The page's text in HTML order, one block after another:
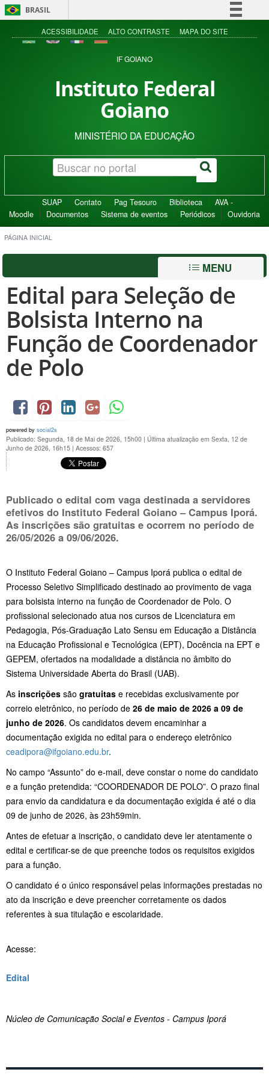
BRASIL
Simplifique!
Acesso à informação
ACESSIBILIDADE ALTO CONTRASTE MAPA DO SITE
IF GOIANO
Instituto Federal
Goiano
MINISTÉRIO DA EDUCAÇÃO
SUAP Contato Pag Tesouro Biblioteca
AVA -
Moodle
Documentos Sistema de eventos Periódicos Ouvidoria
PÁGINA INICIAL
MENU
Edital para Seleção de
Bolsista Interno na
Função de Coordenador
de Polo
powered by social2s
Publicado: Segunda, 18 de Mai de 2026, 15h00 | Última atualização em Sexta, 12 de
Junho de 2026, 16h15 | Acessos: 657
Publicado o edital com vaga destinada a servidores
efetivos do Instituto Federal Goiano– Campus Iporá.
As inscrições são gratuitas e ocorrem no período de
26/05/2026 a 09/06/2026.
O Instituto Federal Goiano – Campus Iporá publica o edital de
Processo Seletivo Simplificado destinado ao provimento de vaga
para bolsista interno na função de Coordenador de Polo. O
profissional selecionado atua nos cursos de Licenciatura em
Pedagogia, Pós-Graduação Lato Sensu em Educação a Distância
na Educação Profissional e Tecnológica (EPT), Docência na EPT e
GEPEM, ofertados na modalidade a distância no âmbito do
Sistema Universidade Aberta do Brasil (UAB).
As inscrições são gratuitas e recebidas exclusivamente por
correio eletrônico, no período de 26 de maio de 2026 a 09 de
junho de 2026. Os candidatos devem encaminhar a
documentação exigida no edital para o endereço eletrônico
ceadipora@ifgoiano.edu.br.
No campo “Assunto” do e-mail, deve constar o nome do candidato
e a função pretendida: “COORDENADOR DE POLO”. O prazo final
para envio da candidatura e da documentação exigida é até o dia
09 de junho de 2026, às 23h59min.
Antes de efetuar a inscrição, o candidato deve ler atentamente o
edital e certificar-se de que preenche todos os requisitos exigidos
para a função.
O candidato é o único responsável pelas informações prestadas no
ato da inscrição e deve preencher corretamente os dados
referentes à sua titulação e escolaridade.
Acesse:
Edital
Núcleo de Comunicação Social e Eventos - Campus Iporá